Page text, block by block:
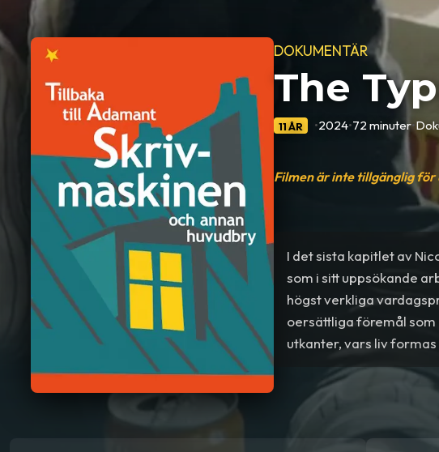
DOKUMENTÄR
The
11 ÅR •2024•72 minuter•
Filmen är inte tillgänglig
I det sista kapitlet av
som i sitt uppsökande
högst verkliga
oersättliga föremål som
utkanter, vars liv